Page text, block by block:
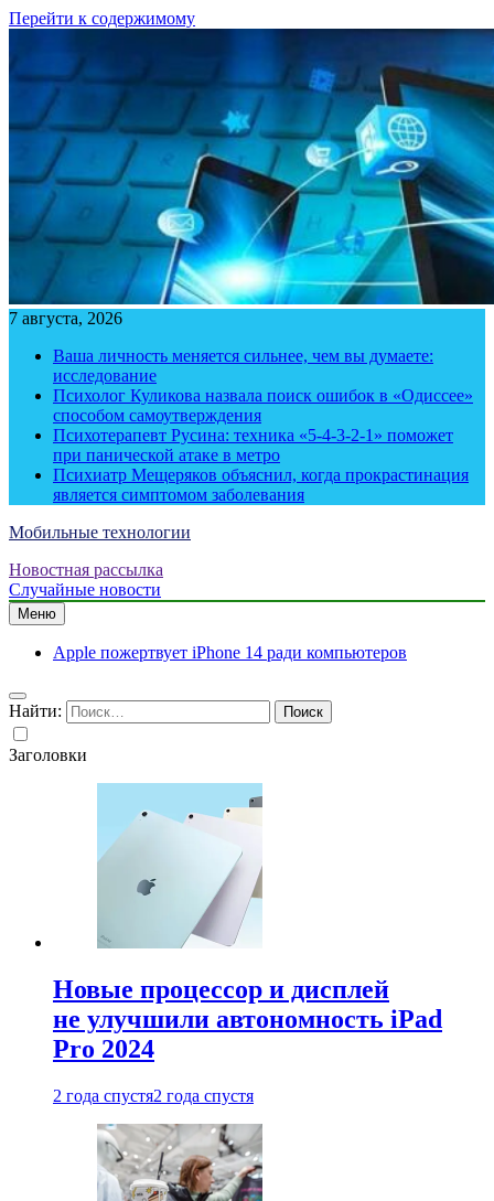
Перейти к содержимому
7 августа, 2026
Ваша личность меняется сильнее, чем вы думаете:
исследование
Психолог Куликова назвала поиск ошибок в «Одиссее»
способом самоутверждения
Психотерапевт Русина: техника «5-4-3-2-1» поможет
при панической атаке в метро
Психиатр Мещеряков объяснил, когда прокрастинация
является симптомом заболевания
Мобильные технологии
Новостная рассылка
Случайные новости
Меню
Apple пожертвует iPhone 14 ради компьютеров
Найти:
Заголовки
Новые процессор и дисплей
не улучшили автономность iPad
Pro 2024
2 года спустя2 года спустя